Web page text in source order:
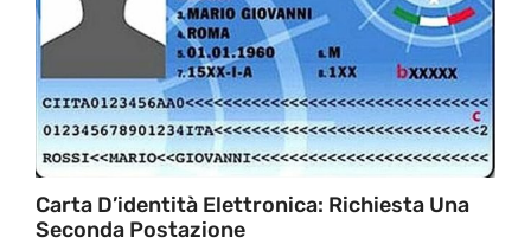
Carta D’identità Elettronica: Richiesta Una
Seconda Postazione